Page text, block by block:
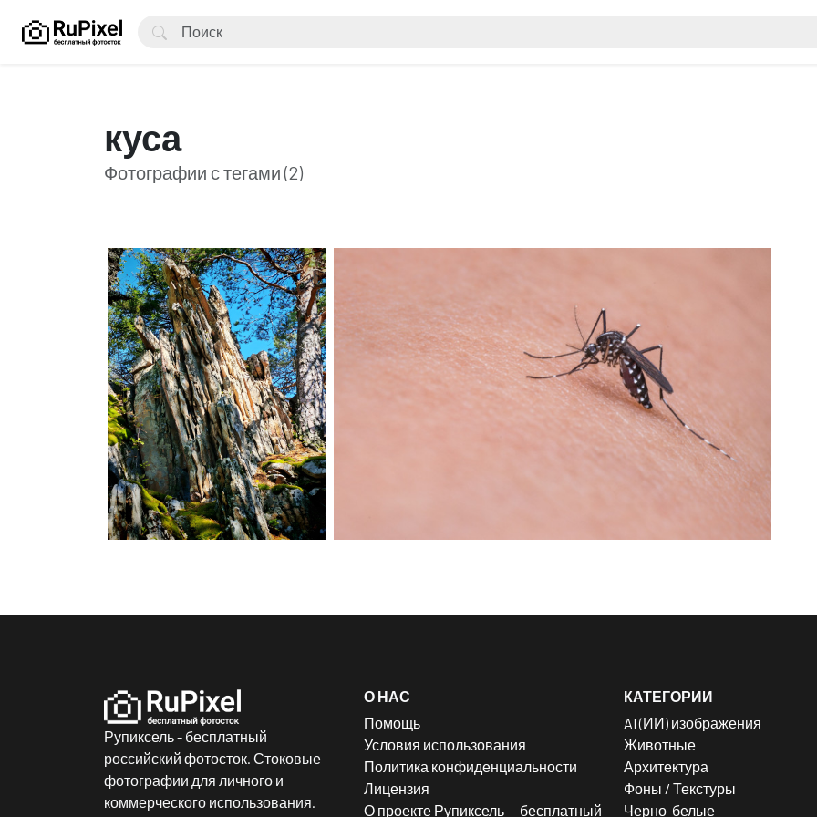
куса
Фотографии с тегами (2)
Рупиксель - бесплатный
российский фотосток. Стоковые
фотографии для личного и
коммерческого использования.
О НАС
Помощь
Условия использования
Политика конфиденциальности
Лицензия
О проекте Рупиксель — бесплатный
КАТЕГОРИИ
AI (ИИ) изображения
Животные
Архитектура
Фоны / Текстуры
Черно-белые